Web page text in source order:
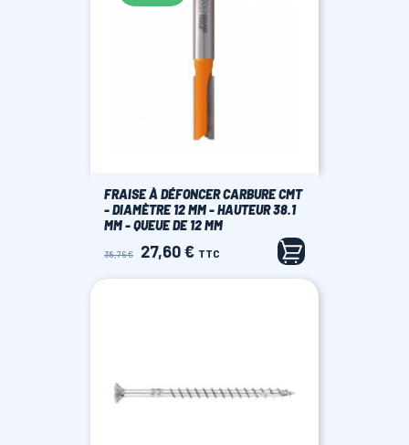
FRAISE À DÉFONCER CARBURE CMT
- DIAMÈTRE 12 MM - HAUTEUR 38.1
MM - QUEUE DE 12 MM
Prix
38,76 € Prix
27,60 € TTC